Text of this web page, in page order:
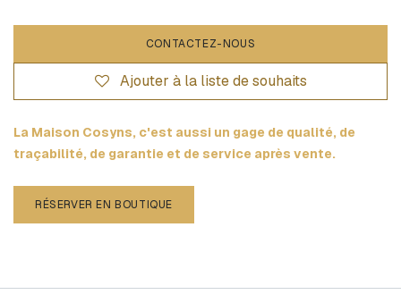
CONTACTEZ-NOUS
Ajouter à la liste de souhaits
La Maison Cosyns, c'est aussi un gage de qualité, de
traçabilité, de garantie et de service après vente.
RÉSERVER EN BOUTIQUE